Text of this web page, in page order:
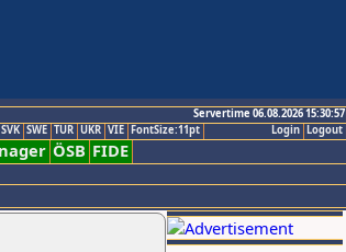
Servertime 06.08.2026 15:30:57
Logout
Login
SVK SWE TUR UKR VIE FontSize:11pt
ÖSB FIDE